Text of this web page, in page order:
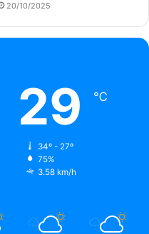
20/10/2025
29 ℃
34º - 27º
75%
3.58 km/h